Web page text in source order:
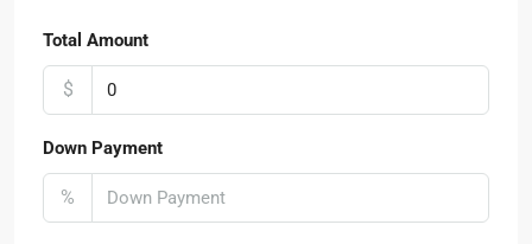
Total Amount
$
Down Payment
%